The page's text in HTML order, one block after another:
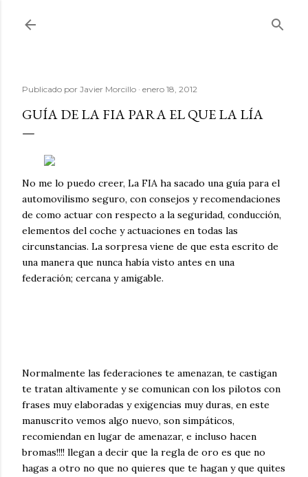
Publicado por Javier Morcillo enero 18, 2012
GUÍA DE LA FIA PARA EL QUE LA LÍA
No me lo puedo creer, La FIA ha sacado una guía para el
automovilismo seguro, con consejos y recomendaciones
de como actuar con respecto a la seguridad, conducción,
elementos del coche y actuaciones en todas las
circunstancias. La sorpresa viene de que esta escrito de
una manera que nunca había visto antes en una
federación; cercana y amigable.
Normalmente las federaciones te amenazan, te castigan
te tratan altivamente y se comunican con los pilotos con
frases muy elaboradas y exigencias muy duras, en este
manuscrito vemos algo nuevo, son simpáticos,
recomiendan en lugar de amenazar, e incluso hacen
bromas!!!! llegan a decir que la regla de oro es que no
hagas a otro no que no quieres que te hagan y que quites